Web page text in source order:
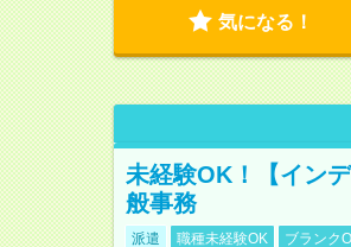
気になる！
未経験OK！【イン
般事務
派遣 職種未経験OK ブランク